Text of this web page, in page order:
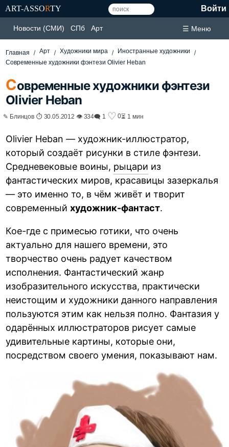
ART-ASSORTY Войти
Новости (СМИ) СПб Арт ☰ Меню
Главная Арт Художники мира
Иностранные художники
Современные художники фэнтези Olivier Heban
Современные художники фэнтези
Olivier Heban
✎ Блинцов ⏱ 30.05.2012 👁 334🗨 1 ♡ 0⏳ 1 мин
Olivier Heban — художник-иллюстратор,
который создаёт рисунки в стиле фэнтези.
Средневековые воины, рыцари из
фантастических миров, красавицы зазеркалья
— это именно то, в чём живёт и творит
современныйхудожник-фантаст.
Кое-где с примесью готики, что очень
актуально для нашего времени, это
творчество очень радует качеством
исполнения. Фантастический жанр
изобразительного искусства, практически
неистощим и художники данного направления
пользуются этим как нельзя полно. Фантазия у
одарённых иллюстраторов рисует самые
удивительные картины, которые они,
посредством своего умения, показывают нам.